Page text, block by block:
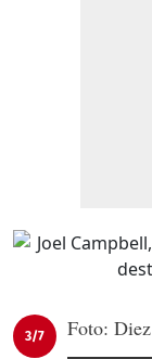
3/7 Foto: Diez